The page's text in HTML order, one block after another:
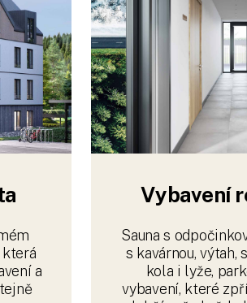
která
a
Vybavení
Sauna s
s kavárnou, výtah,
kola i lyže,
vybavení, které
ulehčí vaše
nadstandardních
50m2.